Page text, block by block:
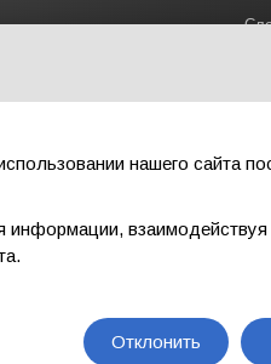
ФУРНИТУРА О НАС
нашего сайта
информации,
Отклонить